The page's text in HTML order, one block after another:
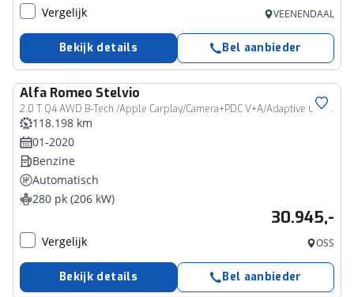
Vergelijk VEENENDAAL
Bekijk details Bel aanbieder
Alfa Romeo Stelvio
2.0 T Q4 AWD B-Tech /Apple Carplay/Camera+PDC V+A/Adaptive Cruise Control/Lederen stoelen+memory/Climate Control/Stoel&Stuurverwarming/Keyless/Trekhaak/(MET GARANTIE*)
118.198 km
01-2020
Benzine
Automatisch
280 pk (206 kW)
30.945,-
Vergelijk OSS
Bekijk details Bel aanbieder